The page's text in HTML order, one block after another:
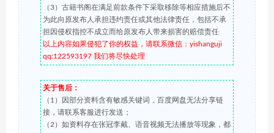
（3）古籍书阁在满足前款条件下采取移除等相应措施后不
为此向原发布人承担违约责任或其他法律责任，包括不承
担因侵权指控不成立而给原发布人带来损害的赔偿责任
以上内容如果侵犯了你的权益，请联系微信：yishanguji
qq:122593197 我们将尽快处理
关于售后：
（1）因部分资料含有敏感关键词，百度网盘无法分享链
接，请联系客服进行发送；
（2）如资料存在张冠李戴、语音视频无法播放等现象，都